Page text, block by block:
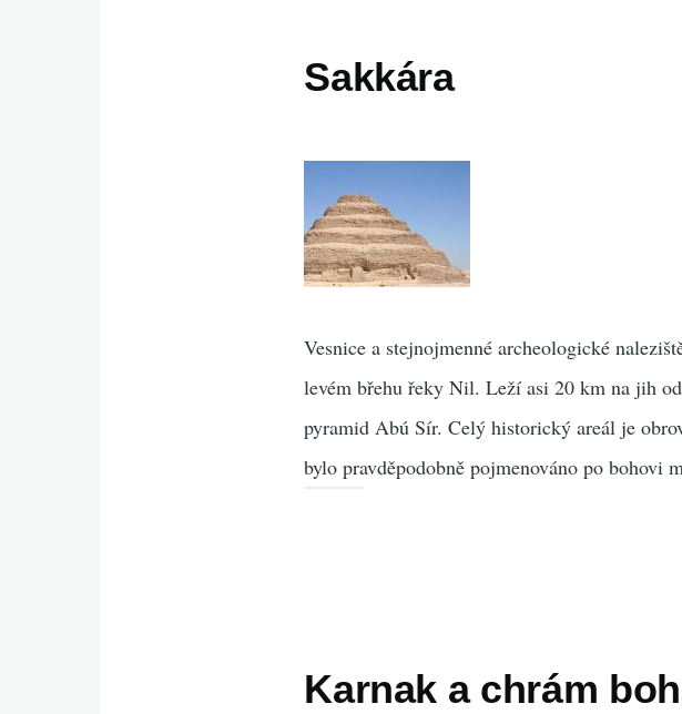
Sakkára
Vesnice a stejnojmenné archeologické
levém břehu řeky Nil. Leží asi 20 km na jih
pyramid Abú Sír. Celý historický areál je
bylo pravděpodobně pojmenováno po bohovi
Karnak a chrám